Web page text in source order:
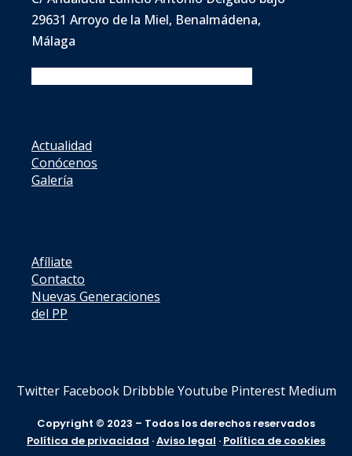
29631 Arroyo de la Miel, Benalmádena,
Málaga
Actualidad
Conócenos
Galería
Afíliate
Contacto
Nuevas Generaciones
del PP
Twitter Facebook Dribbble Youtube Pinterest Medium
Copyright © 2023 – Todos los derechos reservados
Política de privacidad ·Aviso legal · Política de cookies